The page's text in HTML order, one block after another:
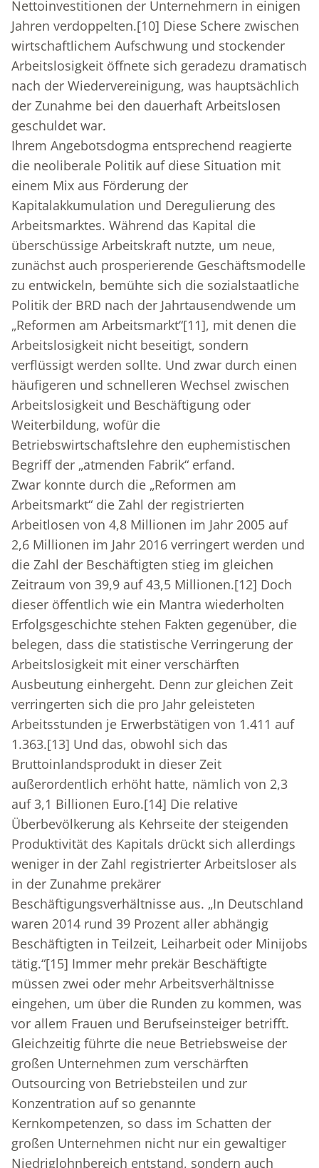
Nettoinvestitionen der Unternehmern in einigen
Jahren verdoppelten.[10] Diese Schere zwischen
wirtschaftlichem Aufschwung und stockender
Arbeitslosigkeit öffnete sich geradezu dramatisch
nach der Wiedervereinigung, was hauptsächlich
der Zunahme bei den dauerhaft Arbeitslosen
geschuldet war.
Ihrem Angebotsdogma entsprechend reagierte
die neoliberale Politik auf diese Situation mit
einem Mix aus Förderung der
Kapitalakkumulation und Deregulierung des
Arbeitsmarktes. Während das Kapital die
überschüssige Arbeitskraft nutzte, um neue,
zunächst auch prosperierende Geschäftsmodelle
zu entwickeln, bemühte sich die sozialstaatliche
Politik der BRD nach der Jahrtausendwende um
„Reformen am Arbeitsmarkt“[11], mit denen die
Arbeitslosigkeit nicht beseitigt, sondern
verflüssigt werden sollte. Und zwar durch einen
häufigeren und schnelleren Wechsel zwischen
Arbeitslosigkeit und Beschäftigung oder
Weiterbildung, wofür die
Betriebswirtschaftslehre den euphemistischen
Begriff der „atmenden Fabrik“ erfand.
Zwar konnte durch die „Reformen am
Arbeitsmarkt“ die Zahl der registrierten
Arbeitlosen von 4,8 Millionen im Jahr 2005 auf
2,6 Millionen im Jahr 2016 verringert werden und
die Zahl der Beschäftigten stieg im gleichen
Zeitraum von 39,9 auf 43,5 Millionen.[12] Doch
dieser öffentlich wie ein Mantra wiederholten
Erfolgsgeschichte stehen Fakten gegenüber, die
belegen, dass die statistische Verringerung der
Arbeitslosigkeit mit einer verschärften
Ausbeutung einhergeht. Denn zur gleichen Zeit
verringerten sich die pro Jahr geleisteten
Arbeitsstunden je Erwerbstätigen von 1.411 auf
1.363.[13] Und das, obwohl sich das
Bruttoinlandsprodukt in dieser Zeit
außerordentlich erhöht hatte, nämlich von 2,3
auf 3,1 Billionen Euro.[14] Die relative
Überbevölkerung als Kehrseite der steigenden
Produktivität des Kapitals drückt sich allerdings
weniger in der Zahl registrierter Arbeitsloser als
in der Zunahme prekärer
Beschäftigungsverhältnisse aus. „In Deutschland
waren 2014 rund 39 Prozent aller abhängig
Beschäftigten in Teilzeit, Leiharbeit oder Minijobs
tätig.“[15] Immer mehr prekär Beschäftigte
müssen zwei oder mehr Arbeitsverhältnisse
eingehen, um über die Runden zu kommen, was
vor allem Frauen und Berufseinsteiger betrifft.
Gleichzeitig führte die neue Betriebsweise der
großen Unternehmen zum verschärften
Outsourcing von Betriebsteilen und zur
Konzentration auf so genannte
Kernkompetenzen, so dass im Schatten der
großen Unternehmen nicht nur ein gewaltiger
Niedriglohnbereich entstand, sondern auch